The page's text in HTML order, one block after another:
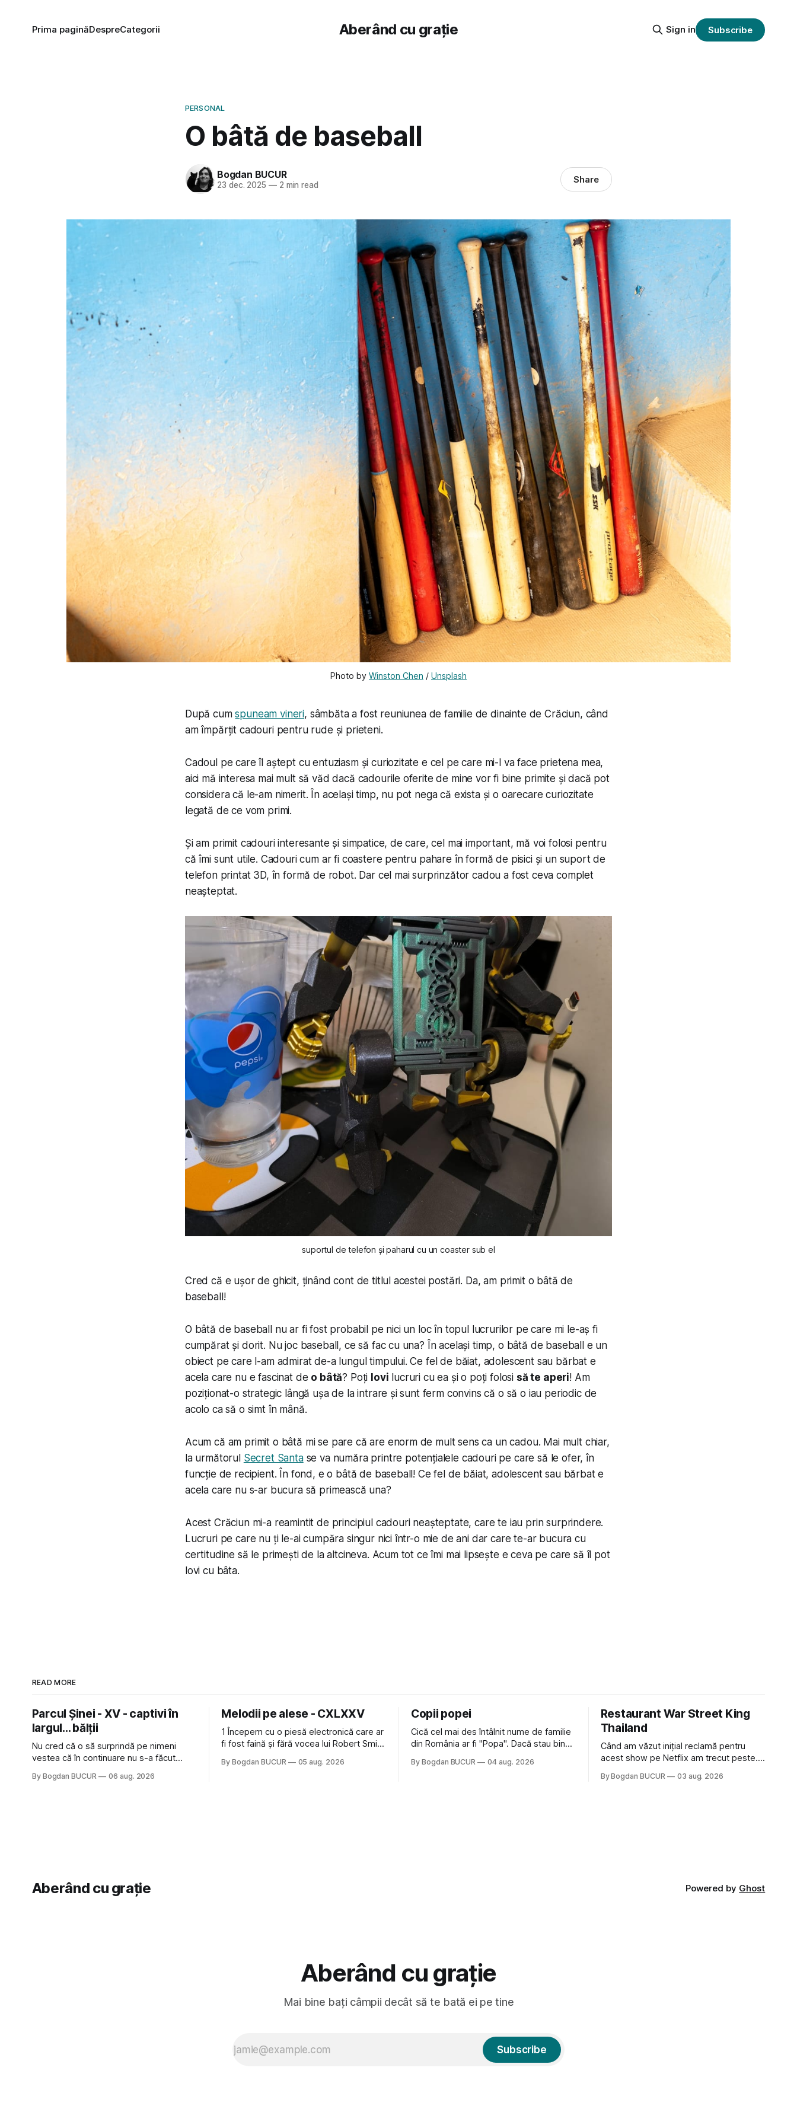
Aberând cu grație
Prima paginăDespreCategorii Sign in Subscribe
PERSONAL
O bâtă de baseball
Bogdan BUCUR
23 dec. 2025 —2 min read Share
Photo by Winston Chen / Unsplash
După cumspuneam vineri, sâmbăta a fost reuniunea de familie de dinainte de Crăciun, când
am împărțit cadouri pentru rude și prieteni.
Cadoul pe care îl aștept cu entuziasm și curiozitate e cel pe care mi-l va face prietena mea,
aici mă interesa mai mult să văd dacă cadourile oferite de mine vor fi bine primite și dacă pot
considera că le-am nimerit. În același timp, nu pot nega că exista și o oarecare curiozitate
legată de ce vom primi.
Și am primit cadouri interesante și simpatice, de care, cel mai important, mă voi folosi pentru
că îmi sunt utile. Cadouri cum ar fi coastere pentru pahare în formă de pisici și un suport de
telefon printat 3D, în formă de robot. Dar cel mai surprinzător cadou a fost ceva complet
neașteptat.
suportul de telefon și paharul cu un coaster sub el
Cred că e ușor de ghicit, ținând cont de titlul acestei postări. Da, am primit o bâtă de
baseball!
O bâtă de baseball nu ar fi fost probabil pe nici un loc în topul lucrurilor pe care mi le-aș fi
cumpărat și dorit. Nu joc baseball, ce să fac cu una? În același timp, o bâtă de baseball e un
obiect pe care l-am admirat de-a lungul timpului. Ce fel de băiat, adolescent sau bărbat e
acela care nu e fascinat de o bâtă? Poți lovi lucruri cu ea și o poți folosi să te aperi! Am
poziționat-o strategic lângă ușa de la intrare și sunt ferm convins că o să o iau periodic de
acolo ca să o simt în mână.
Acum că am primit o bâtă mi se pare că are enorm de mult sens ca un cadou. Mai mult chiar,
la următorul Secret Santase va număra printre potențialele cadouri pe care să le ofer, în
funcție de recipient. În fond, e o bâtă de baseball! Ce fel de băiat, adolescent sau bărbat e
acela care nu s-ar bucura să primească una?
Acest Crăciun mi-a reamintit de principiul cadouri neașteptate, care te iau prin surprindere.
Lucruri pe care nu ți le-ai cumpăra singur nici într-o mie de ani dar care te-ar bucura cu
certitudine să le primești de la altcineva. Acum tot ce îmi mai lipsește e ceva pe care să îl pot
lovi cu bâta.
READ MORE
Parcul Șinei - XV - captivi în
largul... bălții
Nu cred că o să surprindă pe nimeni
vestea că în continuare nu s-a făcut
afară de faptul că potăile apărute acolo
By Bogdan BUCUR 06 aug. 2026
Melodii pe alese - CXLXXV
1 Începem cu o piesă electronică care ar
fi fost faină și fără vocea lui Robert Smith
Castles, o formație cu multe piese faine
By Bogdan BUCUR 05 aug. 2026
Copii popei
Cică cel mai des întâlnit nume de familie
din România ar fi "Popa". Dacă stau bine
colegi de școala Popa cam peste tot
By Bogdan BUCUR 04 aug. 2026
Restaurant War Street King
Thailand
Când am văzut inițial reclamă pentru
acest show pe Netflix am trecut peste.
tailandeză pe fundal, era cu street food
By Bogdan BUCUR 03 aug. 2026
Aberând cu grație Powered by Ghost
Aberând cu grație
Mai bine bați câmpii decât să te bată ei pe tine
Subscribe